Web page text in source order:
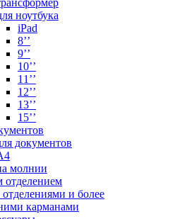
ноутбука
iPad
8’’
9’’
10’’
11’’
12’’
13’’
15’’
документов
молнии
отделением
и более
карманами